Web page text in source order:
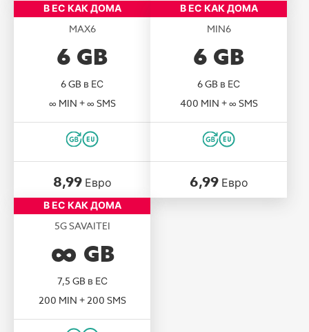
В ЕС КАК ДОМА
MAX6
6 GB
6 GB в ЕС
∞ MIN + ∞ SMS
8,99 Евро
В ЕС КАК ДОМА
MIN6
6 GB
6 GB в ЕС
400 MIN + ∞ SMS
6,99 Евро
В ЕС КАК ДОМА
5G SAVAITEI
GB
7,5 GB в ЕС
200 MIN + 200 SMS